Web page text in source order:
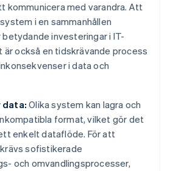
kommunicera med varandra. Att
i en sammanhållen
investeringar i IT-
är också en tidskrävande process
i data och
data:Olika system kan lagra och
format, vilket gör det
enkelt dataflöde. För att
sofistikerade
och omvandlingsprocesser,